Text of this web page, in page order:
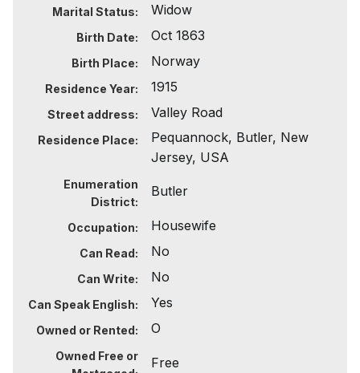
Marital Status: Widow
Birth Date: Oct 1863
Birth Place: Norway
Residence Year: 1915
Street address: Valley Road
Residence Place:
Pequannock, Butler, New
Jersey, USA
Enumeration
District:
Butler
Occupation: Housewife
Can Read: No
Can Write: No
Can Speak English: Yes
Owned or Rented: O
Owned Free or
Free